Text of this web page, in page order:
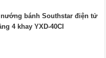
nướng bánh Southstar điện tử
4 khay YXD-40CI